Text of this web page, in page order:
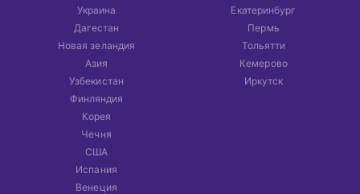
Украина
Дагестан
Новая зеландия
Азия
Узбекистан
Финляндия
Корея
Чечня
США
Испания
Венеция
Екатеринбург
Пермь
Тольятти
Кемерово
Иркутск